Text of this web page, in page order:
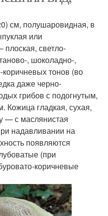
см, полушаровидная, в
или
светло-
, шоколадно-,
тонов (во
даже черно-
грибов с подогнутым,
Кожица гладкая, сухая,
— с маслянистая
надавливании на
появляются
(при
коричневые